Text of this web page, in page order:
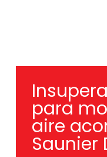
para
aire
Saunier